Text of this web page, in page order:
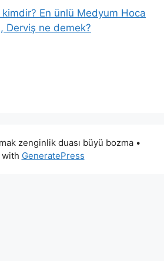
En ünlü Medyum Hoca
Derviş ne demek?
zenginlik duası büyü bozma •
with GeneratePress